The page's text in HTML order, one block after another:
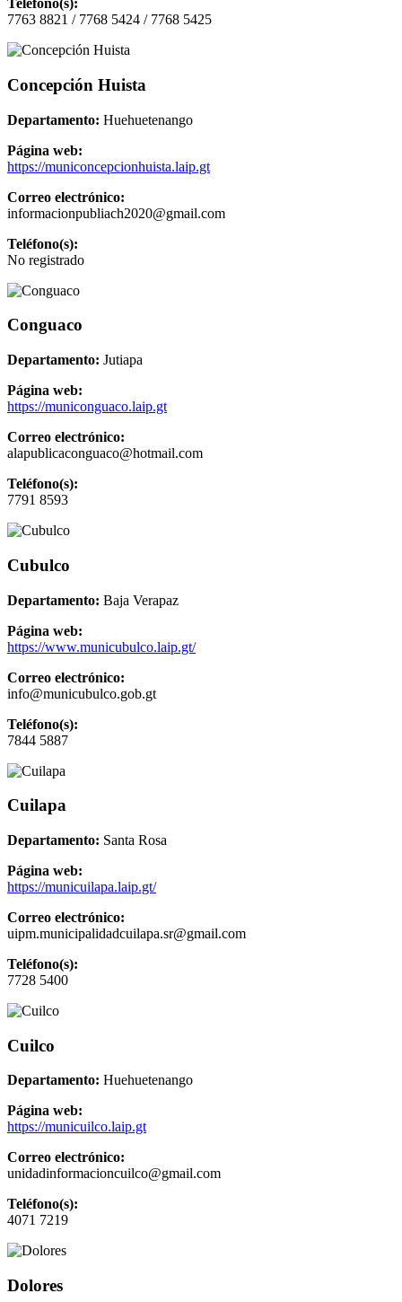
Teléfono(s):
7763 8821 / 7768 5424 / 7768 5425
Concepción Huista
Departamento: Huehuetenango
Página web:
https://municoncepcionhuista.laip.gt
Correo electrónico:
informacionpubliach2020@gmail.com
Teléfono(s):
No registrado
Conguaco
Departamento: Jutiapa
Página web:
https://municonguaco.laip.gt
Correo electrónico:
alapublicaconguaco@hotmail.com
Teléfono(s):
7791 8593
Cubulco
Departamento: Baja Verapaz
Página web:
https://www.municubulco.laip.gt/
Correo electrónico:
info@municubulco.gob.gt
Teléfono(s):
7844 5887
Cuilapa
Departamento: Santa Rosa
Página web:
https://municuilapa.laip.gt/
Correo electrónico:
uipm.municipalidadcuilapa.sr@gmail.com
Teléfono(s):
7728 5400
Cuilco
Departamento: Huehuetenango
Página web:
https://municuilco.laip.gt
Correo electrónico:
unidadinformacioncuilco@gmail.com
Teléfono(s):
4071 7219
Dolores